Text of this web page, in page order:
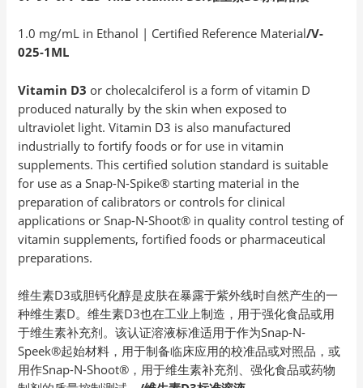
1.0 mg/mL in Ethanol | Certified Reference Material/V-
025-1ML
Vitamin D3 or cholecalciferol is a form of vitamin D
produced naturally by the skin when exposed to
ultraviolet light. Vitamin D3 is also manufactured
industrially to fortify foods or for use in vitamin
supplements. This certified solution standard is suitable
for use as a Snap-N-Spike® starting material in the
preparation of calibrators or controls for clinical
applications or Snap-N-Shoot® in quality control testing of
vitamin supplements, fortified foods or pharmaceutical
preparations.
维生素D3或胆钙化醇是皮肤在暴露于紫外线时自然产生的一
种维生素D。维生素D3也在工业上制造，用于强化食品或用
于维生素补充剂。该认证溶液标准适用于作为Snap-N-
Speek®起始材料，用于制备临床应用的校准品或对照品，或
用作Snap-N-Shoot®，用于维生素补充剂、强化食品或药物